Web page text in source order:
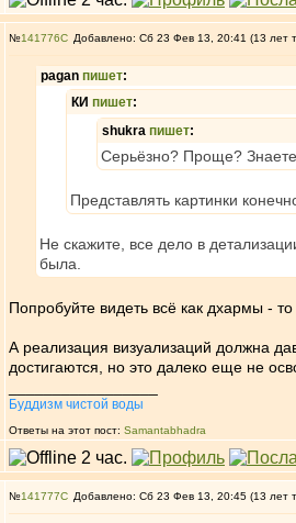
№141776 Добавлено: Сб 23 Фев 13, 20:41 (13 лет
pagan пишет:
КИ пишет:
shukra пишет:
Серьёзно? Проще?
Представлять картинки
Не скажите, все дело в
была.
Попробуйте видеть всё как дхармы -
А реализация визуализаций должна
достигаются, но это далеко еще не
Буддизм чистой воды
Ответы на этот пост: Samantabhadra
№141777 Добавлено: Сб 23 Фев 13, 20:45 (13 лет